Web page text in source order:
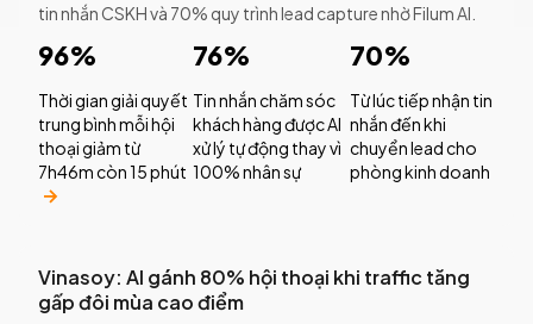
tin nhắn CSKH và 70% quy trình lead capture nhờ Filum AI.
96%
Thời gian giải quyết
trung bình mỗi hội
thoại giảm từ
7h46m còn 15 phút
76%
Tin nhắn chăm sóc
khách hàng được AI
xử lý tự động thay vì
100% nhân sự
70%
Từ lúc tiếp nhận tin
nhắn đến khi
chuyển lead cho
phòng kinh doanh
Vinasoy: AI gánh 80% hội thoại khi traffic tăng
gấp đôi mùa cao điểm